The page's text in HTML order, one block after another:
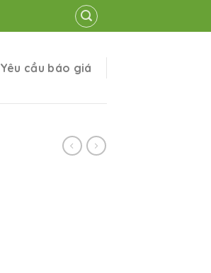
Yêu cầu báo giá